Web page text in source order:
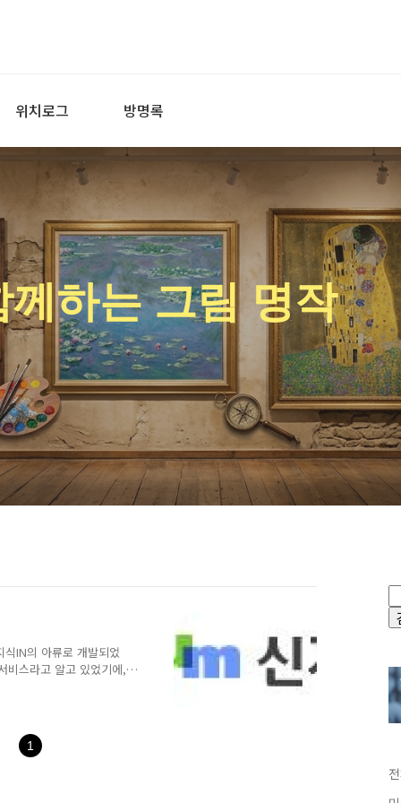
위치로그 방명록
하는 그림 명작
IN의 아류로 개발되었
비스라고 알고 있었기에,
가입했습니다.) 그런데,
쉽게 보내세요!"라는
로그의 글을 바로
는 것입니다. 즉시, 가입
1